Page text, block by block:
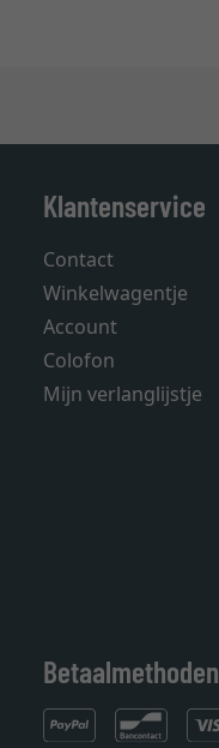
Klantenservice
Contact
Winkelwagentje
Account
Colofon
Mijn verlanglijstje
Betaalmethoden